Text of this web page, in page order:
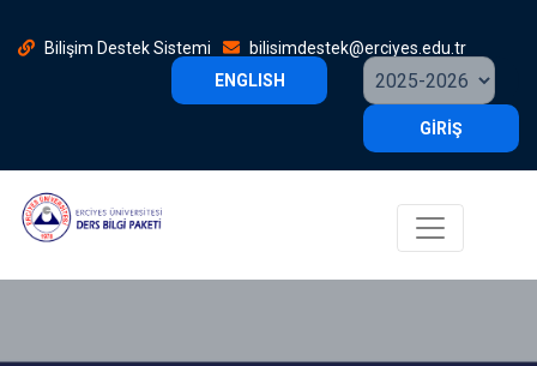
Bilişim Destek Sistemi
bilisimdestek@erciyes.edu.tr
ENGLISH
GİRİŞ